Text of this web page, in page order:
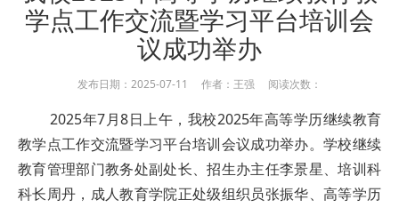
学点工作交流暨学习平台培训会
议成功举办
发布日期：2025-07-11 作者：王强 阅读次数：
2025年7月8日上午，我校2025年高等学历继续教育
教学点工作交流暨学习平台培训会议成功举办。学校继续
教育管理部门教务处副处长、招生办主任李景星、培训科
科长周丹，成人教育学院正处级组织员张振华、高等学历